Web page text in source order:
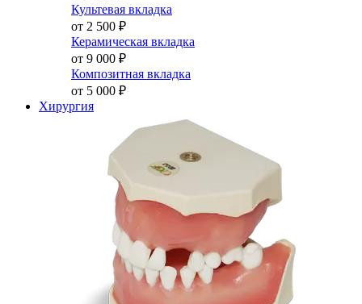
Культевая вкладка
от 2 500 ₽
Керамическая вкладка
от 9 000 ₽
Композитная вкладка
от 5 000 ₽
Хирургия